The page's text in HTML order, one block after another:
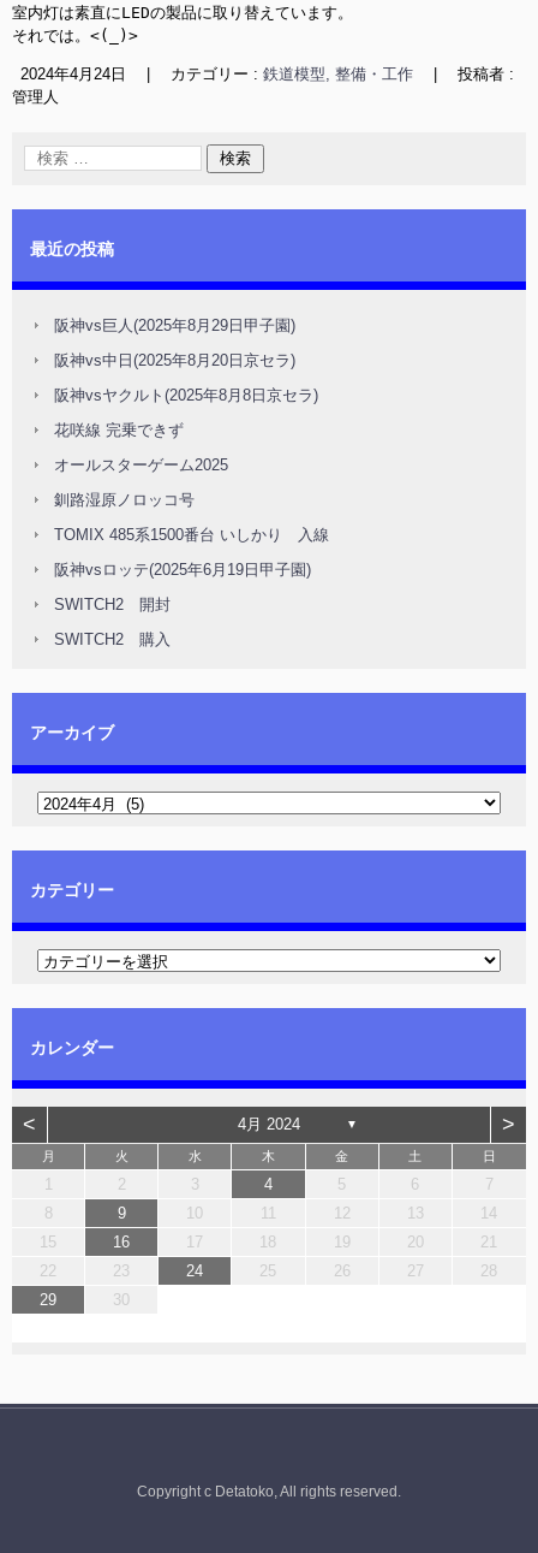
室内灯は素直にLEDの製品に取り替えています。
それでは。<(_)>
2024年4月24日 カテゴリー : 鉄道模型, 整備・工作
投稿者 :
管理人
最近の投稿
阪神vs巨人(2025年8月29日甲子園)
阪神vs中日(2025年8月20日京セラ)
阪神vsヤクルト(2025年8月8日京セラ)
花咲線 完乗できず
オールスターゲーム2025
釧路湿原ノロッコ号
TOMIX 485系1500番台 いしかり 入線
阪神vsロッテ(2025年6月19日甲子園)
SWITCH2 開封
SWITCH2 購入
アーカイブ
カテゴリー
カレンダー
< 4月 2024 ▼ >
月 火 水 木 金 土 日
1 2 3 4 5 6
7
8
9 10 11 12 13
14
15
16 17 18 19 20
21
22
23 24 25 26 27
28
29
30
Copyright c Detatoko, All rights reserved.